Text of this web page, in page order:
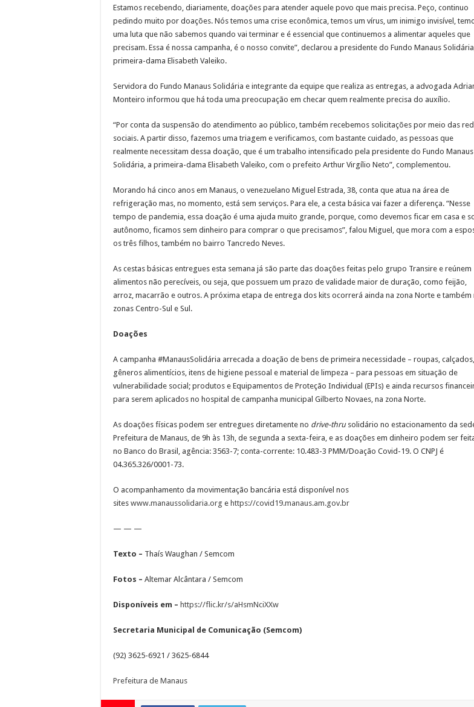
Estamos recebendo, diariamente, doações para atender aquele povo que mais precisa. Peço, continuo
pedindo muito por doações. Nós temos uma crise econômica, temos um vírus, um inimigo invisível,
uma luta que não sabemos quando vai terminar e é essencial que continuemos a alimentar aqueles que
precisam. Essa é nossa campanha, é o nosso convite”, declarou a presidente do Fundo Manaus
primeira-dama Elisabeth Valeiko.
Servidora do Fundo Manaus Solidária e integrante da equipe que realiza as entregas, a advogada
Monteiro informou que há toda uma preocupação em checar quem realmente precisa do auxílio.
“Por conta da suspensão do atendimento ao público, também recebemos solicitações por meio das
sociais. A partir disso, fazemos uma triagem e verificamos, com bastante cuidado, as pessoas que
realmente necessitam dessa doação, que é um trabalho intensificado pela presidente do Fundo Manaus
Solidária, a primeira-dama Elisabeth Valeiko, com o prefeito Arthur Virgílio Neto”, complementou.
Morando há cinco anos em Manaus, o venezuelano Miguel Estrada, 38, conta que atua na área de
refrigeração mas, no momento, está sem serviços. Para ele, a cesta básica vai fazer a diferença. “Nesse
tempo de pandemia, essa doação é uma ajuda muito grande, porque, como devemos ficar em casa e
autônomo, ficamos sem dinheiro para comprar o que precisamos”, falou Miguel, que mora com a
os três filhos, também no bairro Tancredo Neves.
As cestas básicas entregues esta semana já são parte das doações feitas pelo grupo Transire e reúnem
alimentos não perecíveis, ou seja, que possuem um prazo de validade maior de duração, como feijão,
arroz, macarrão e outros. A próxima etapa de entrega dos kits ocorrerá ainda na zona Norte e também
zonas Centro-Sul e Sul.
Doações
A campanha #ManausSolidária arrecada a doação de bens de primeira necessidade – roupas, calçados,
gêneros alimentícios, itens de higiene pessoal e material de limpeza – para pessoas em situação de
vulnerabilidade social; produtos e Equipamentos de Proteção Individual (EPIs) e ainda recursos
para serem aplicados no hospital de campanha municipal Gilberto Novaes, na zona Norte.
As doações físicas podem ser entregues diretamente no drive-thrusolidário no estacionamento da
Prefeitura de Manaus, de 9h às 13h, de segunda a sexta-feira, e as doações em dinheiro podem ser
no Banco do Brasil, agência: 3563-7; conta-corrente: 10.483-3 PMM/Doação Covid-19. O CNPJ é
04.365.326/0001-73.
O acompanhamento da movimentação bancária está disponível nos
sites www.manaussolidaria.org e https://covid19.manaus.am.gov.br
— — —
Texto – Thaís Waughan / Semcom
Fotos – Altemar Alcântara / Semcom
Disponíveis em – https://flic.kr/s/aHsmNciXXw
Secretaria Municipal de Comunicação (Semcom)
(92) 3625-6921 / 3625-6844
Prefeitura de Manaus